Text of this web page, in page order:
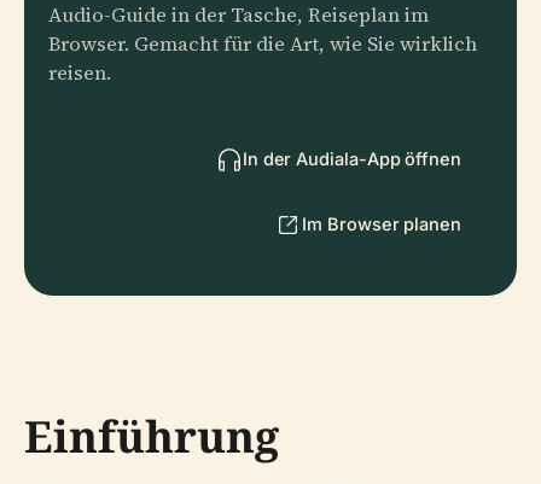
Audio-Guide in der Tasche, Reiseplan im
Browser. Gemacht für die Art, wie Sie wirklich
reisen.
In der Audiala-App öffnen
Im Browser planen
Einführung